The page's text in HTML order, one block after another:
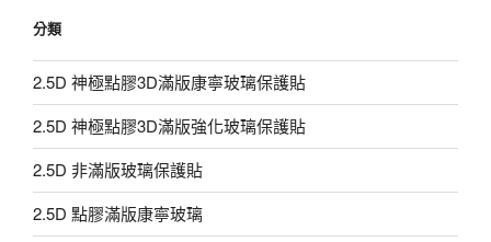
分類
2.5D 神極點膠3D滿版康寧玻璃保護貼
2.5D 神極點膠3D滿版強化玻璃保護貼
2.5D 非滿版玻璃保護貼
2.5D 點膠滿版康寧玻璃